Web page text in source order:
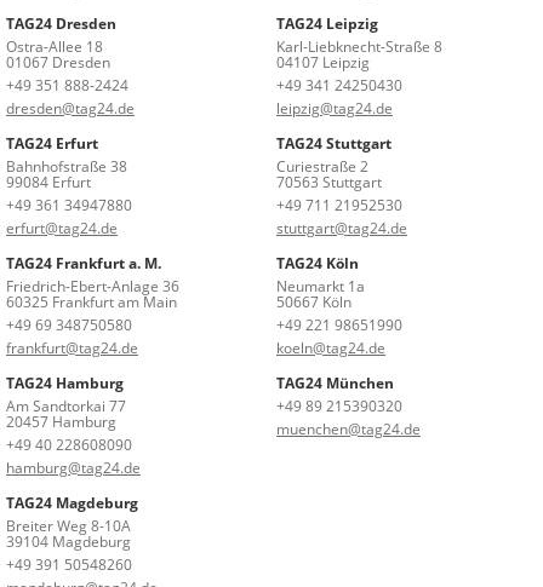
TAG24 Dresden
Ostra-Allee 18
01067 Dresden
+49 351 888-2424
dresden@tag24.de
TAG24 Leipzig
Karl-Liebknecht-Straße 8
04107 Leipzig
+49 341 24250430
leipzig@tag24.de
TAG24 Erfurt
Bahnhofstraße 38
99084 Erfurt
+49 361 34947880
erfurt@tag24.de
TAG24 Stuttgart
Curiestraße 2
70563 Stuttgart
+49 711 21952530
stuttgart@tag24.de
TAG24 Frankfurt a. M.
Friedrich-Ebert-Anlage 36
60325 Frankfurt am Main
+49 69 348750580
frankfurt@tag24.de
TAG24 Köln
Neumarkt 1a
50667 Köln
+49 221 98651990
koeln@tag24.de
TAG24 Hamburg
Am Sandtorkai 77
20457 Hamburg
+49 40 228608090
hamburg@tag24.de
TAG24 München
+49 89 215390320
muenchen@tag24.de
TAG24 Magdeburg
Breiter Weg 8-10A
39104 Magdeburg
+49 391 50548260